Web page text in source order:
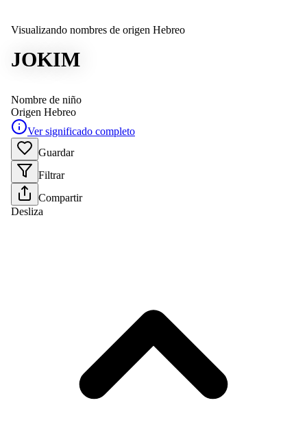
Visualizando nombres de origen Hebreo
JOKIM
Nombre de niño
Origen Hebreo
Ver significado completo
Guardar
Filtrar
Compartir
Desliza